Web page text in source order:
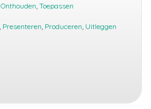
Onthouden Toepassen
Presenteren Produceren Uitleggen